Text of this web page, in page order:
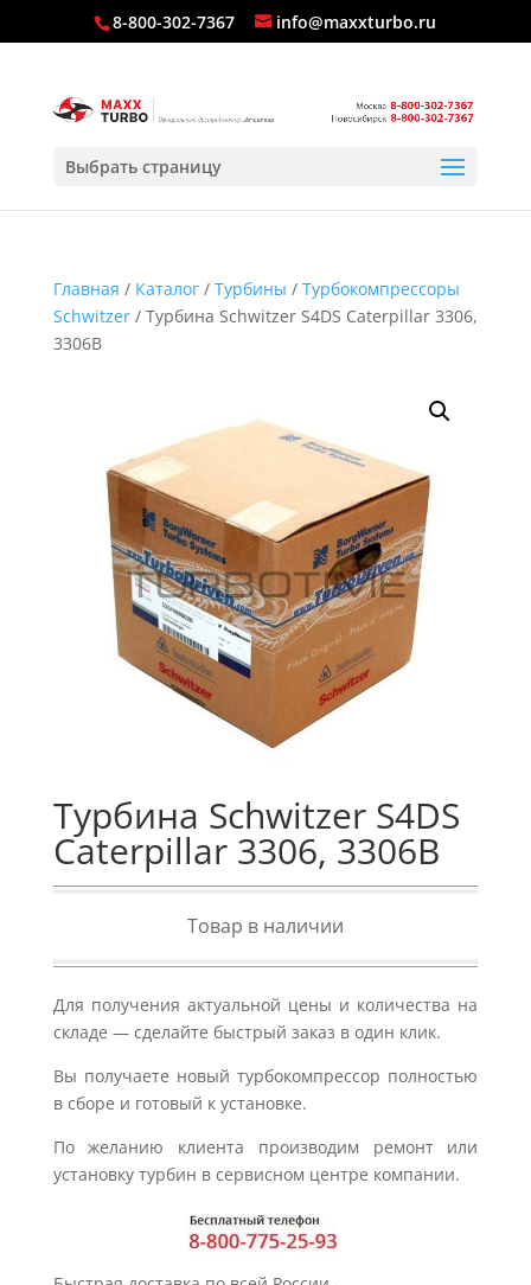
8-800-302-7367 info@maxxturbo.ru
Выбрать страницу
Главная / Каталог/ Турбины / Турбокомпрессоры
Schwitzer/ Турбина Schwitzer S4DS Caterpillar 3306,
3306B
Турбина Schwitzer S4DS
Caterpillar 3306, 3306B
Товар в наличии
Для получения актуальной цены и количества на
складе — сделайте быстрый заказ в один клик.
Вы получаете новый турбокомпрессор полностью
в сборе и готовый к установке.
По желанию клиента производим ремонт или
установку турбин в сервисном центре компании.